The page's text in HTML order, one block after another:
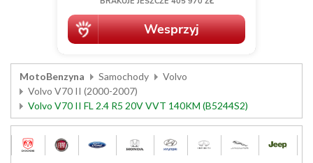
MotoBenzyna Samochody
Volvo
Volvo V70 II (2000-2007)
Volvo V70 II FL 2.4 R5 20V VVT 140KM (B5244S2)